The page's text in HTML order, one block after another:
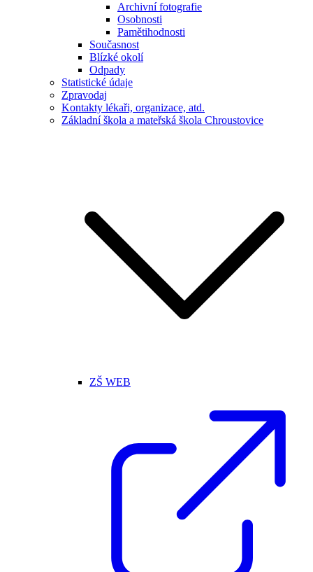
Archivní fotografie
Osobnosti
Pamětihodnosti
Současnost
Blízké okolí
Odpady
Statistické údaje
Zpravodaj
Kontakty lékaři, organizace, atd.
Základní škola a mateřská škola Chroustovice
ZŠ WEB